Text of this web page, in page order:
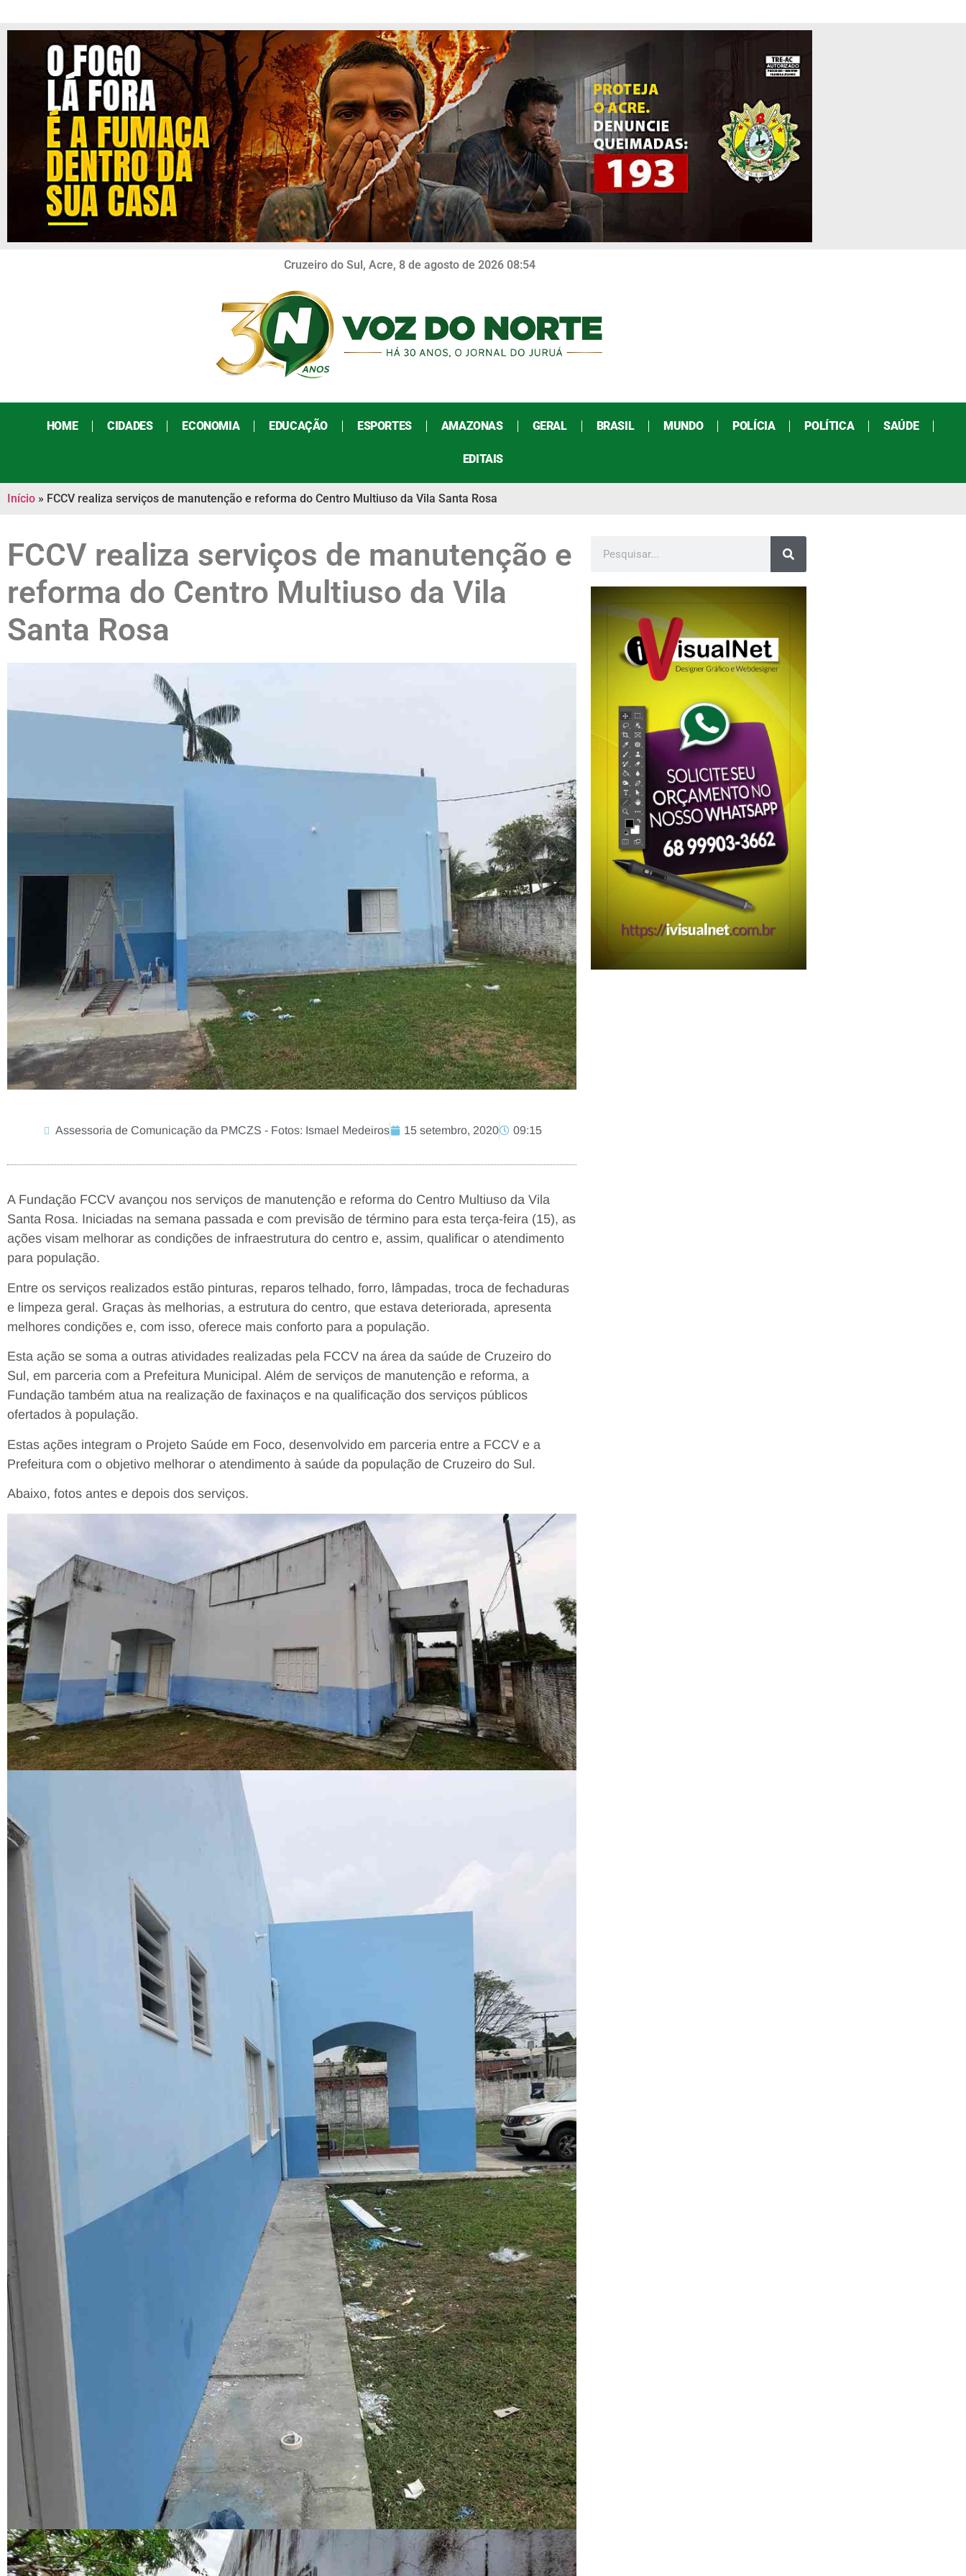
Cruzeiro do Sul, Acre, 8 de agosto de 2026 08:54
HOME CIDADES ECONOMIA EDUCAÇÃO ESPORTES AMAZONAS GERAL BRASIL MUNDO POLÍCIA POLÍTICA SAÚDE
EDITAIS
Início » FCCV realiza serviços de manutenção e reforma do Centro Multiuso da Vila Santa Rosa
FCCV realiza serviços de manutenção e
reforma do Centro Multiuso da Vila
Santa Rosa
Assessoria de Comunicação da PMCZS - Fotos: Ismael Medeiros 15 setembro, 2020 09:15
A Fundação FCCV avançou nos serviços de manutenção e reforma do Centro Multiuso da Vila
Santa Rosa. Iniciadas na semana passada e com previsão de término para esta terça-feira (15), as
ações visam melhorar as condições de infraestrutura do centro e, assim, qualificar o atendimento
para população.
Entre os serviços realizados estão pinturas, reparos telhado, forro, lâmpadas, troca de fechaduras
e limpeza geral. Graças às melhorias, a estrutura do centro, que estava deteriorada, apresenta
melhores condições e, com isso, oferece mais conforto para a população.
Esta ação se soma a outras atividades realizadas pela FCCV na área da saúde de Cruzeiro do
Sul, em parceria com a Prefeitura Municipal. Além de serviços de manutenção e reforma, a
Fundação também atua na realização de faxinaços e na qualificação dos serviços públicos
ofertados à população.
Estas ações integram o Projeto Saúde em Foco, desenvolvido em parceria entre a FCCV e a
Prefeitura com o objetivo melhorar o atendimento à saúde da população de Cruzeiro do Sul.
Abaixo, fotos antes e depois dos serviços.